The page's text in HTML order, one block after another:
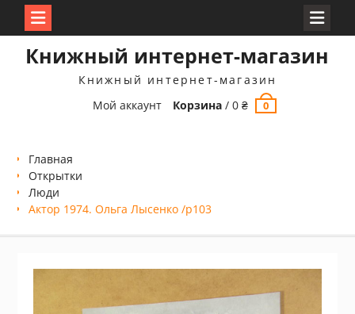
Книжный интернет-магазин
Книжный интернет-магазин
Мой аккаунт
Корзина /0₴ 0
Главная
Открытки
Люди
Актор 1974. Ольга Лысенко /p103